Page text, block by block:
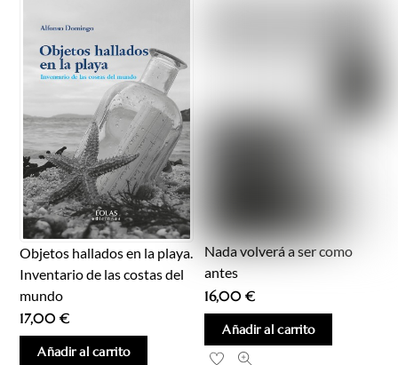
Objetos hallados en la playa.
Inventario de las costas del
mundo
17,00€
Añadir al carrito
Nada volverá a ser como
antes
16,00€
Añadir al carrito